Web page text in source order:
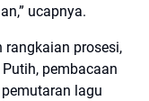
ucapnya.
rangkaian prosesi,
pembacaan
lagu